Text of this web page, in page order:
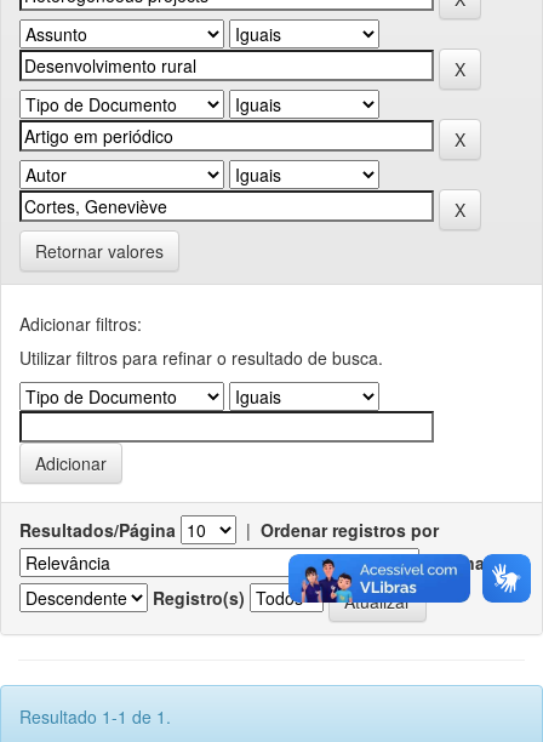
Retornar valores
Adicionar filtros:
Utilizar filtros para refinar o resultado de busca.
Resultados/Página | Ordenar registros por
Ordenar
Registro(s)
Resultado 1-1 de 1.